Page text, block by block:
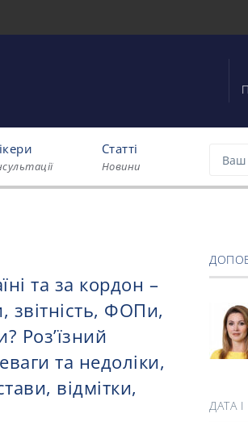
Статті
Новини
та за кордон –
звітність, ФОПи,
Роз’їзний
та недоліки,
відмітки,
ДАТА